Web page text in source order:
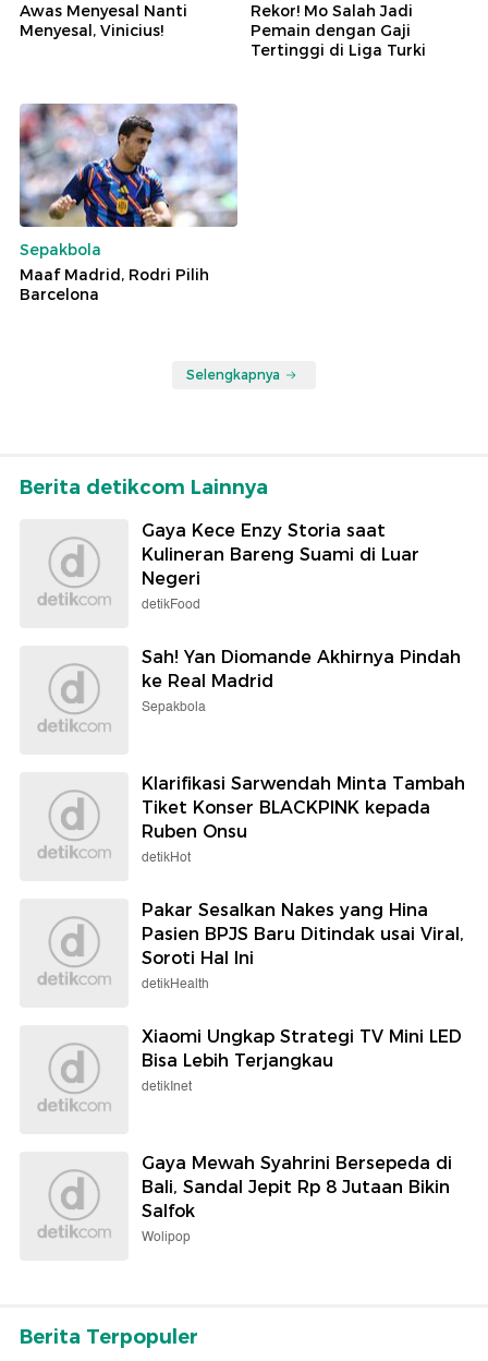
Awas Menyesal Nanti
Menyesal, Vinicius!
Rekor! Mo Salah Jadi
Pemain dengan Gaji
Tertinggi di Liga Turki
Sepakbola
Maaf Madrid, Rodri Pilih
Barcelona
Selengkapnya
Berita detikcom Lainnya
Gaya Kece Enzy Storia saat
Kulineran Bareng Suami di Luar
Negeri
detikFood
Sah! Yan Diomande Akhirnya Pindah
ke Real Madrid
Sepakbola
Klarifikasi Sarwendah Minta Tambah
Tiket Konser BLACKPINK kepada
Ruben Onsu
detikHot
Pakar Sesalkan Nakes yang Hina
Pasien BPJS Baru Ditindak usai Viral,
Soroti Hal Ini
detikHealth
Xiaomi Ungkap Strategi TV Mini LED
Bisa Lebih Terjangkau
detikInet
Gaya Mewah Syahrini Bersepeda di
Bali, Sandal Jepit Rp 8 Jutaan Bikin
Salfok
Wolipop
Berita Terpopuler